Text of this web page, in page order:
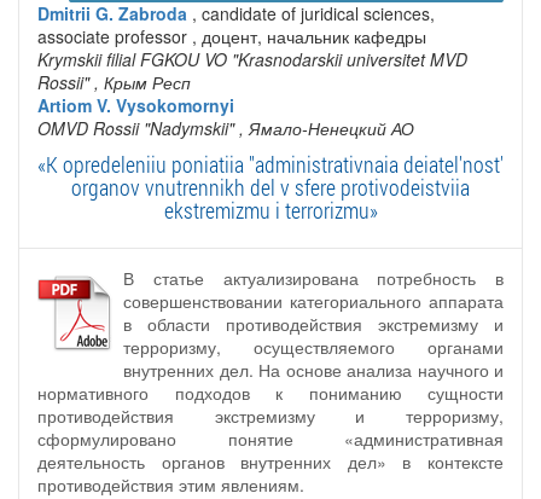
Dmitrii G. Zabroda , candidate of juridical sciences,
associate professor , доцент, начальник кафедры
Krymskii filial FGKOU VO "Krasnodarskii universitet MVD
Rossii" , Крым Респ
Artiom V. Vysokomornyi
OMVD Rossii "Nadymskii" , Ямало-Ненецкий АО
«K opredeleniiu poniatiia "administrativnaia deiatel'nost'
organov vnutrennikh del v sfere protivodeistviia
ekstremizmu i terrorizmu»
В статье актуализирована потребность в
совершенствовании категориального аппарата
в области противодействия экстремизму и
терроризму, осуществляемого органами
внутренних дел. На основе анализа научного и
нормативного подходов к пониманию сущности
противодействия экстремизму и терроризму,
сформулировано понятие «административная
деятельность органов внутренних дел» в контексте
противодействия этим явлениям.